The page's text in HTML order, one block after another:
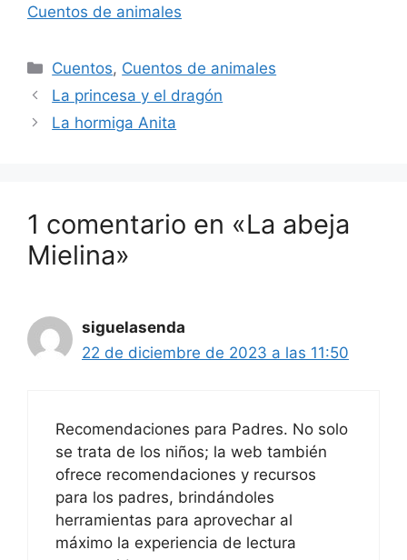
Cuentos de animales
Categorías
Cuentos, Cuentos de animales
La princesa y el dragón
La hormiga Anita
1 comentario en «La abeja
Mielina»
siguelasenda
22 de diciembre de 2023 a las 11:50
Recomendaciones para Padres. No solo
se trata de los niños; la web también
ofrece recomendaciones y recursos
para los padres, brindándoles
herramientas para aprovechar al
máximo la experiencia de lectura